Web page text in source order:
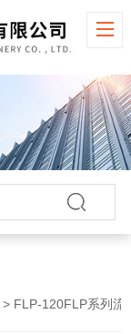
> FLP-120FLP系列流化床包衣机